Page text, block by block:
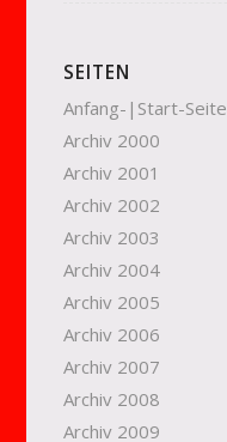
SEITEN
Anfang-|Start-Seite
Archiv 2000
Archiv 2001
Archiv 2002
Archiv 2003
Archiv 2004
Archiv 2005
Archiv 2006
Archiv 2007
Archiv 2008
Archiv 2009